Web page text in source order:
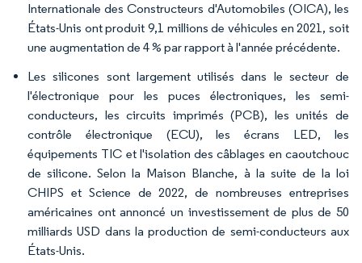
Internationale des Constructeurs d'Automobiles (OICA), les
États-Unis ont produit 9,1 millions de véhicules en 2021, soit
une augmentation de 4 % par rapport à l'année précédente.
Les silicones sont largement utilisés dans le secteur de
l'électronique pour les puces électroniques, les semi-
conducteurs, les circuits imprimés (PCB), les unités de
contrôle électronique (ECU), les écrans LED, les
équipements TIC et l'isolation des câblages en caoutchouc
de silicone. Selon la Maison Blanche, à la suite de la loi
CHIPS et Science de 2022, de nombreuses entreprises
américaines ont annoncé un investissement de plus de 50
milliards USD dans la production de semi-conducteurs aux
États-Unis.